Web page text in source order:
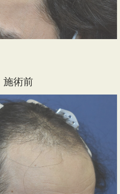
施術前